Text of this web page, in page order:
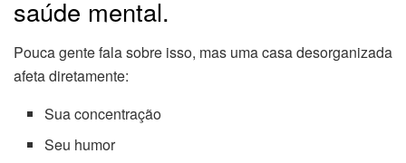
saúde mental.
Pouca gente fala sobre isso, mas uma casa desorganizada
afeta diretamente:
Sua concentração
Seu humor